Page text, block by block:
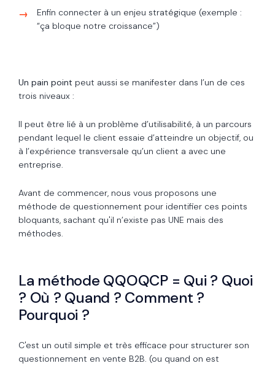
Enfin connecter à un enjeu stratégique (exemple :
“ça bloque notre croissance”)
Un pain point peut aussi se manifester dans l’un de ces
trois niveaux :
Il peut être lié à un problème d’utilisabilité, à un parcours
pendant lequel le client essaie d’atteindre un objectif, ou
à l’expérience transversale qu’un client a avec une
entreprise.
Avant de commencer, nous vous proposons une
méthode de questionnement pour identifier ces points
bloquants, sachant qu'il n’existe pas UNE mais des
méthodes.
La méthode QQOQCP = Qui ? Quoi
? Où ? Quand ? Comment ?
Pourquoi ?
C'est un outil simple et très efficace pour structurer son
questionnement en vente B2B. (ou quand on est